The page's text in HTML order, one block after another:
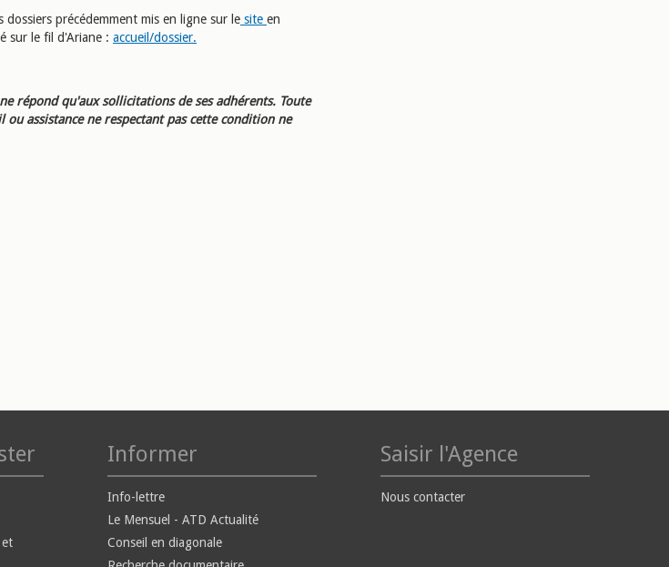
précédemment mis en ligne sur le site en
sur le fil d'Ariane : accueil/dossier.
répond qu'aux sollicitations de ses adhérents. Toute
assistance ne respectant pas cette condition ne
et
Informer
Info-lettre
Le Mensuel - ATD Actualité
Conseil en diagonale
Saisir l'Agence
Nous contacter